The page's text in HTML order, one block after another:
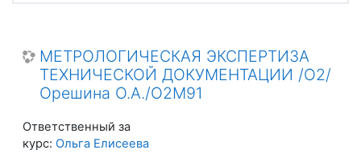
МЕТРОЛОГИЧЕСКАЯ ЭКСПЕРТИЗА
ТЕХНИЧЕСКОЙ ДОКУМЕНТАЦИИ /О2/
Орешина О.А./О2М91
Ответственный за
курс: Ольга Елисеева